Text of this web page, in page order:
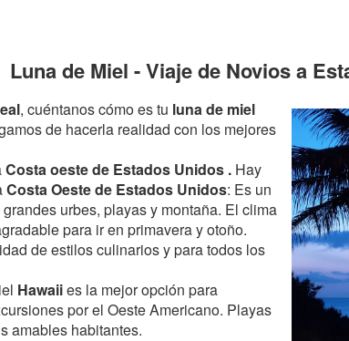
Luna de Miel - Viaje de Novios a
, cuéntanos cómo es tu luna de miel
de hacerla realidad con los mejores
Costa oeste de Estados Unidos . Hay
Costa Oeste de Estados Unidos: Es un
urbes, playas y montaña. El clima
para ir en primavera y otoño.
de estilos culinarios y para todos los
Hawaiies la mejor opción para
por el Oeste Americano. Playas
amables habitantes.